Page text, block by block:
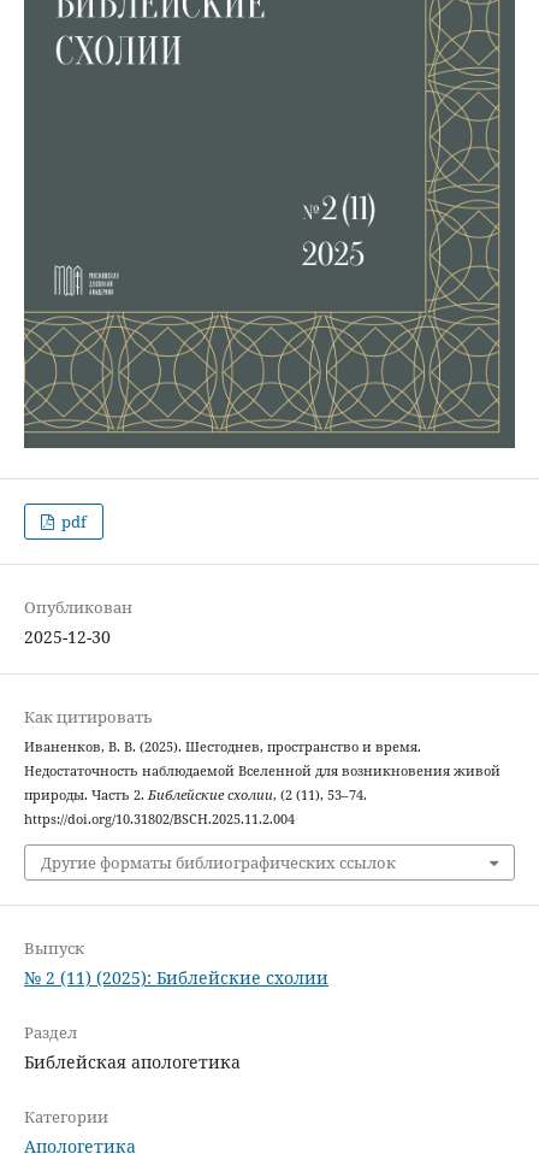
pdf
Опубликован
2025-12-30
Как цитировать
Иваненков, В. В. (2025). Шестоднев, пространство и время.
Недостаточность наблюдаемой Вселенной для возникновения живой
природы. Часть 2. Библейские схолии, (2 (11), 53–74.
https://doi.org/10.31802/BSCH.2025.11.2.004
Другие форматы библиографических ссылок
Выпуск
№ 2 (11) (2025): Библейские схолии
Раздел
Библейская апологетика
Категории
Апологетика